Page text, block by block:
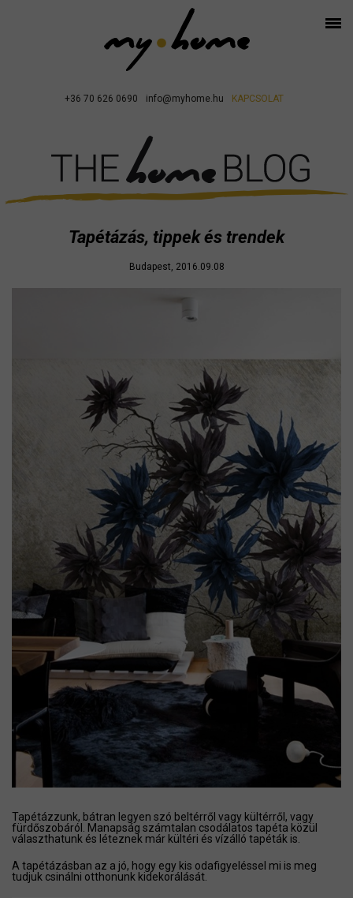
+36 70 626 0690 info@myhome.hu KAPCSOLAT
Tapétázás, tippek és trendek
Budapest, 2016.09.08
Tapétázzunk, bátran legyen szó beltérről vagy kültérről, vagy
fürdőszobáról. Manapság számtalan csodálatos tapéta közül
választhatunk és léteznek már kültéri és vízálló tapéták is.
A tapétázásban az a jó, hogy egy kis odafigyeléssel mi is meg
tudjuk csinálni otthonunk kidekorálását.